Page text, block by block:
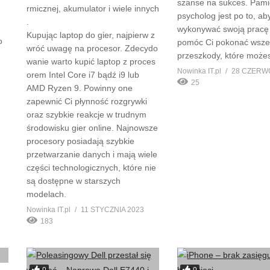
rmicznej, akumulator i wiele innych
.
Kupując laptop do gier, najpierw z
wróć uwagę na procesor. Zdecydo
wanie warto kupić laptop z proces
orem Intel Core i7 bądź i9 lub
AMD Ryzen 9. Powinny one
zapewnić Ci płynność rozgrywki
oraz szybkie reakcje w trudnym
środowisku gier online. Najnowsze
procesory posiadają szybkie
przetwarzanie danych i mają wiele
części technologicznych, które nie
są dostępne w starszych
modelach.
Nowinka IT.pl
11 STYCZNIA 2023
183
szanse na sukces.
psycholog jest po to,
wykonywać swoją
pomóc Ci pokonać
przeszkody, które
Nowinka IT.pl
28
25